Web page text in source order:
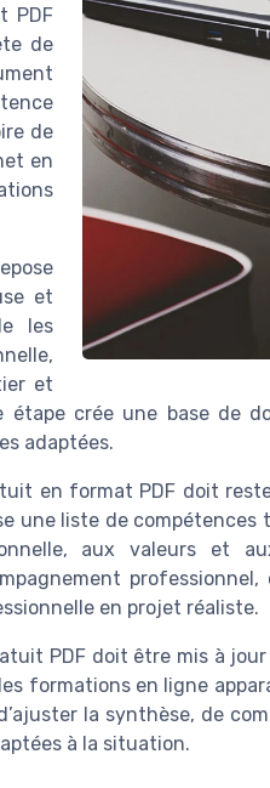
PDF
de
de
en
et
les
et
étape crée une base de
adaptées.
en format PDF doit
une liste de compétences
aux valeurs et
en projet réaliste.
PDF doit être mis à
formations en ligne
la synthèse, de
à la situation.